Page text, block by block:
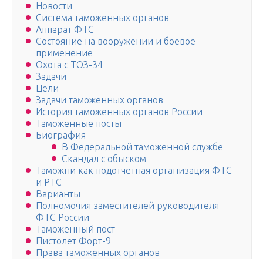
Новости
Система таможенных органов
Аппарат ФТС
Состояние на вооружении и боевое
применение
Охота с ТОЗ-34
Задачи
Цели
Задачи таможенных органов
История таможенных органов России
Таможенные посты
Биография
В Федеральной таможенной службе
Скандал с обыском
Таможни как подотчетная организация ФТС
и РТС
Варианты
Полномочия заместителей руководителя
ФТС России
Таможенный пост
Пистолет Форт-9
Права таможенных органов